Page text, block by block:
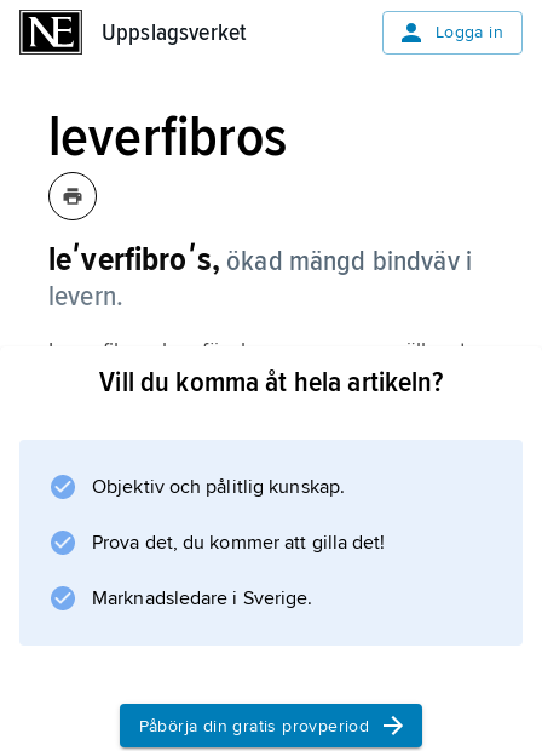
Uppslagsverket Logga in
leverfibros
leʹverfibroʹs, ökad mängd bindväv i
levern.
Leverfibros kan förekomma som en sällsynt
medfödd missbildning, men vanligare är att
inflammation. Om den skadliga inverkan på
försvinna, i annat fall utvecklas så småningom
.
Information om artikeln
Vill du komma åt hela artikeln?
Objektiv och pålitlig kunskap.
Prova det, du kommer att gilla det!
Marknadsledare i Sverige.
Påbörja din gratis provperiod